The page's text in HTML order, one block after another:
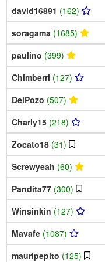
david16891 (162)
soragama (1685)
paulino (399)
Chimberri (127)
DelPozo (507)
Charly15 (218)
Zocato18 (31)
Screwyeah (60)
Pandita77 (300)
Winsinkin (127)
Mavafe (1087)
mauripepito (125)